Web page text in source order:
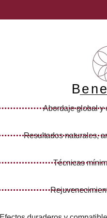
Abordaje global y
Resultados naturales,
Técnicas